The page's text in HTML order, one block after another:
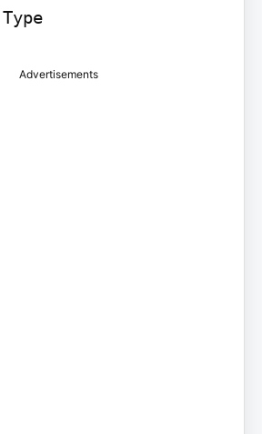
conducteur Type
Advertisements